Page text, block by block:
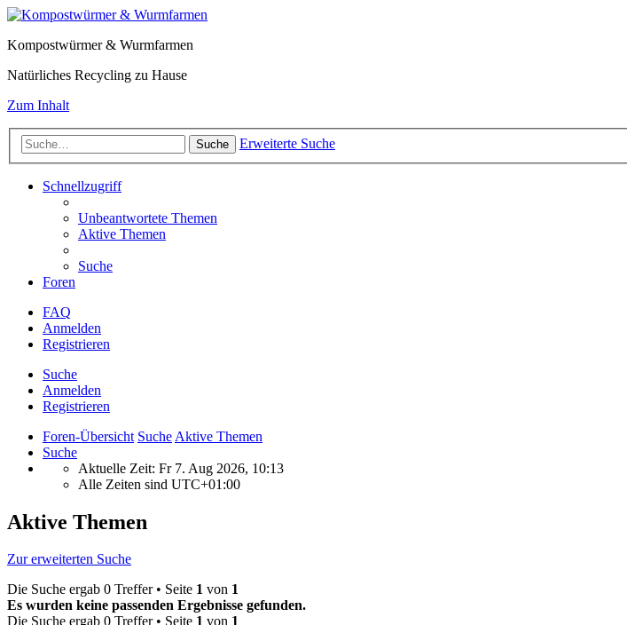
Kompostwürmer & Wurmfarmen
Natürliches Recycling zu Hause
Zum Inhalt
Suche Erweiterte Suche
Schnellzugriff
Unbeantwortete Themen
Aktive Themen
Suche
Foren
FAQ
Anmelden
Registrieren
Suche
Anmelden
Registrieren
Foren-Übersicht Suche Aktive Themen
Suche
Aktuelle Zeit: Fr 7. Aug 2026, 10:13
Alle Zeiten sind UTC+01:00
Aktive Themen
Zur erweiterten Suche
Die Suche ergab 0 Treffer • Seite 1 von 1
Es wurden keine passenden Ergebnisse gefunden.
Die Suche ergab 0 Treffer • Seite 1 von 1